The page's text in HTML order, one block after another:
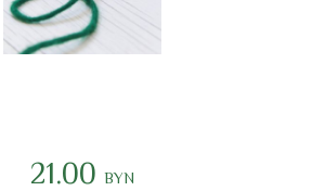
21.00 BYN